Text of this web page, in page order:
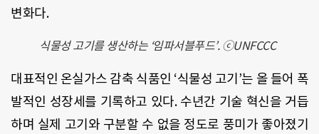
변화다.
식물성 고기를 생산하는 ‘임파서블푸드’. ⓒUNFCCC
대표적인 온실가스 감축 식품인 ‘식물성 고기’는 올 들어 폭
발적인 성장세를 기록하고 있다. 수년간 기술 혁신을 거듭
하며 실제 고기와 구분할 수 없을 정도로 풍미가 좋아졌기